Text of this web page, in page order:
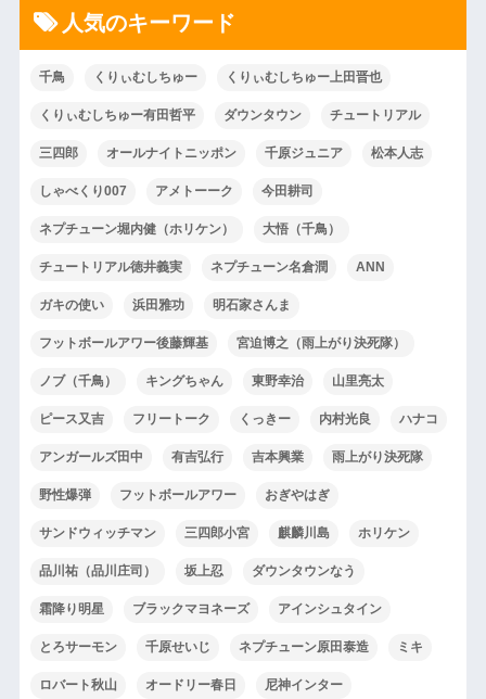
人気のキーワード
千鳥 くりぃむしちゅー くりぃむしちゅー上田晋也
くりぃむしちゅー有田哲平 ダウンタウン チュートリアル
三四郎 オールナイトニッポン 千原ジュニア 松本人志
しゃべくり007 アメトーーク 今田耕司
ネプチューン堀内健（ホリケン） 大悟（千鳥）
チュートリアル徳井義実 ネプチューン名倉潤 ANN
ガキの使い 浜田雅功 明石家さんま
フットボールアワー後藤輝基 宮迫博之（雨上がり決死隊）
ノブ（千鳥） キングちゃん 東野幸治 山里亮太
ピース又吉 フリートーク くっきー 内村光良 ハナコ
アンガールズ田中 有吉弘行 吉本興業 雨上がり決死隊
野性爆弾 フットボールアワー おぎやはぎ
サンドウィッチマン 三四郎小宮 麒麟川島 ホリケン
品川祐（品川庄司） 坂上忍 ダウンタウンなう
霜降り明星 ブラックマヨネーズ アインシュタイン
とろサーモン 千原せいじ ネプチューン原田泰造 ミキ
ロバート秋山 オードリー春日 尼神インター